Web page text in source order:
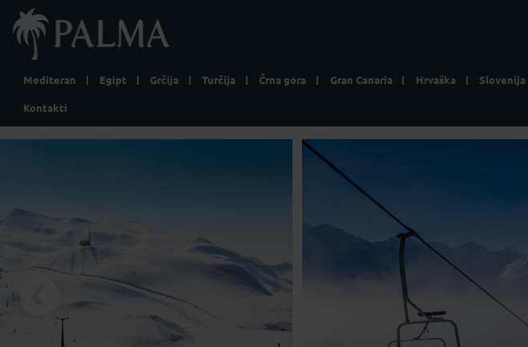
Mediteran Egipt Grčija Turčija Črna gora Gran Canaria Hrvaška Slovenija
Kontakti